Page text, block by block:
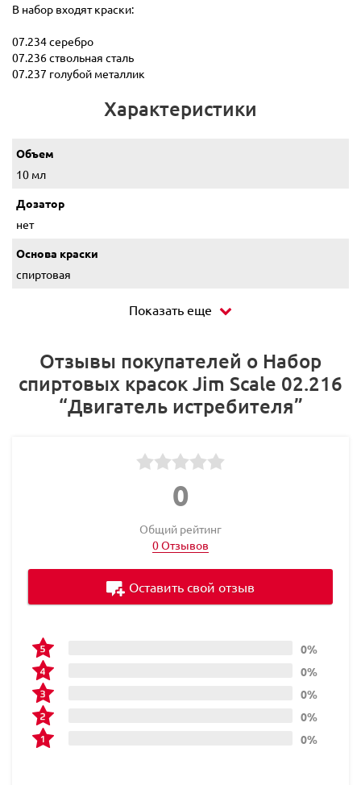
В набор входят краски:
07.234 серебро
07.236 ствольная сталь
07.237 голубой металлик
Характеристики
Объем
10 мл
Дозатор
нет
Основа краски
спиртовая
Показать еще
Отзывы покупателей о Набор
спиртовых красок Jim Scale 02.216
“Двигатель истребителя”
0
Общий рейтинг
0 Отзывов
0%
0%
0%
0%
0%
Оставить свой отзыв